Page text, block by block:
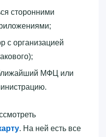
сторонними
с организацией
МФЦ или
. На ней есть все